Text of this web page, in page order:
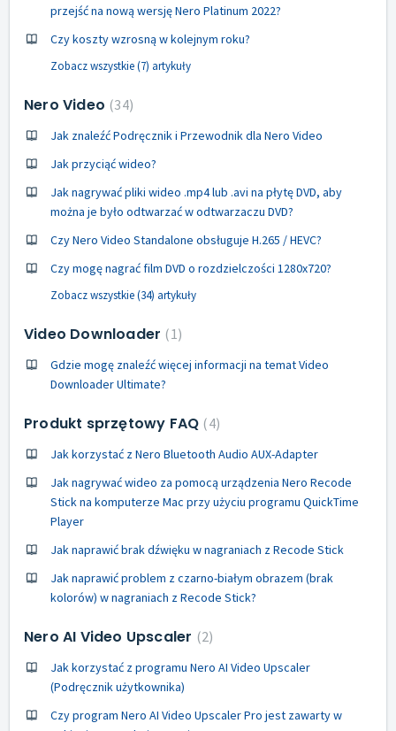
przejść na nową wersję Nero Platinum 2022?
Czy koszty wzrosną w kolejnym roku?
Zobacz wszystkie (7) artykuły
Nero Video 34
Jak znaleźć Podręcznik i Przewodnik dla Nero Video
Jak przyciąć wideo?
Jak nagrywać pliki wideo .mp4 lub .avi na płytę DVD, aby
można je było odtwarzać w odtwarzaczu DVD?
Czy Nero Video Standalone obsługuje H.265 / HEVC?
Czy mogę nagrać film DVD o rozdzielczości 1280x720?
Zobacz wszystkie (34) artykuły
Video Downloader 1
Gdzie mogę znaleźć więcej informacji na temat Video
Downloader Ultimate?
Produkt sprzętowy FAQ 4
Jak korzystać z Nero Bluetooth Audio AUX-Adapter
Jak nagrywać wideo za pomocą urządzenia Nero Recode
Stick na komputerze Mac przy użyciu programu QuickTime
Player
Jak naprawić brak dźwięku w nagraniach z Recode Stick
Jak naprawić problem z czarno-białym obrazem (brak
kolorów) w nagraniach z Recode Stick?
Nero AI Video Upscaler 2
Jak korzystać z programu Nero AI Video Upscaler
(Podręcznik użytkownika)
Czy program Nero AI Video Upscaler Pro jest zawarty w